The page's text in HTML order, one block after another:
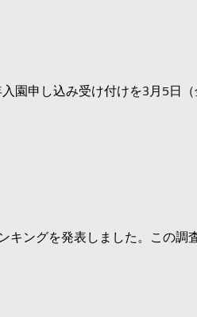
園申し込み受け付けを3月5日（
キングを発表しました。この調